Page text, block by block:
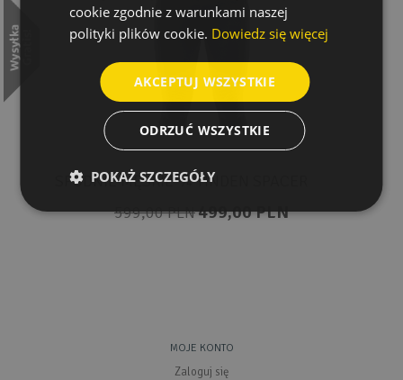
SPODNIE MĘSKIE ¾ TINDEN SPACER
599,00 PLN499,00 PLN
MOJE KONTO
Zaloguj się
cookie zgodnie z warunkami naszej
polityki plików cookie. Dowiedz się więcej
AKCEPTUJ WSZYSTKIE
ODRZUĆ WSZYSTKIE
POKAŻ SZCZEGÓŁY